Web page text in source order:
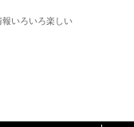
いろいろ楽しい